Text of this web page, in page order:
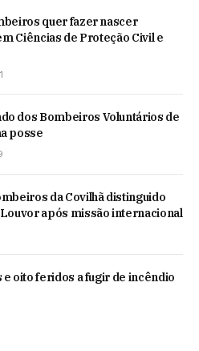
quer fazer nascer
Ciências de Proteção Civil e
dos Bombeiros Voluntários de
posse
da Covilhã distinguido
após missão internacional
oito feridos a fugir de incêndio